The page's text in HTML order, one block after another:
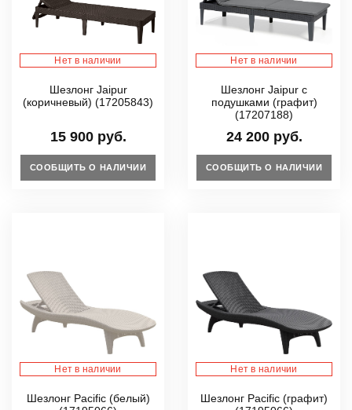
Нет в наличии
Шезлонг Jaipur
(коричневый) (17205843)
15 900 руб.
СООБЩИТЬ О НАЛИЧИИ
Нет в наличии
Шезлонг Jaipur с
подушками (графит)
(17207188)
24 200 руб.
СООБЩИТЬ О НАЛИЧИИ
Нет в наличии
Шезлонг Pacific (белый)
Нет в наличии
Шезлонг Pacific (графит)